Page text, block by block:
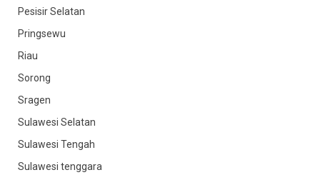
Pesisir Selatan
Pringsewu
Riau
Sorong
Sragen
Sulawesi Selatan
Sulawesi Tengah
Sulawesi tenggara